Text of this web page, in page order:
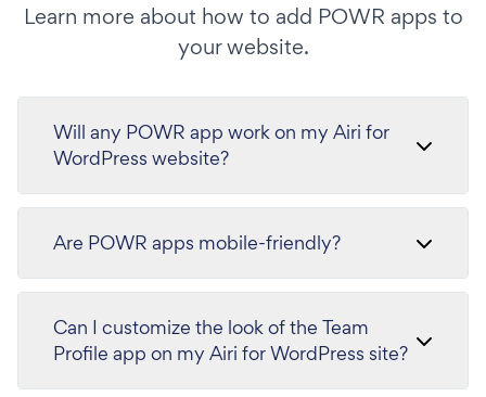
Learn more about how to add POWR apps to
your website.
Will any POWR app work on my Airi for
WordPress website?
Are POWR apps mobile-friendly?
Can I customize the look of the Team
Profile app on my Airi for WordPress site?